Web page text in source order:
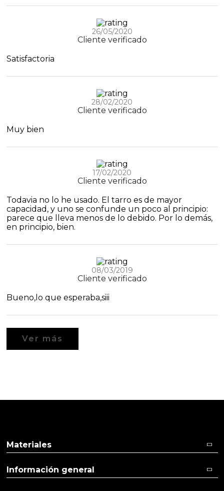
26/05/2020
Cliente verificado
Satisfactoria
28/02/2020
Cliente verificado
Muy bien
17/02/2020
Cliente verificado
Todavia no lo he usado. El tarro es de mayor
capacidad, y uno se confunde un poco al principio:
parece que lleva menos de lo debido. Por lo demás,
en principio, bien.
08/03/2019
Cliente verificado
Bueno,lo que esperaba,siii
Ver más
Materiales
Información general